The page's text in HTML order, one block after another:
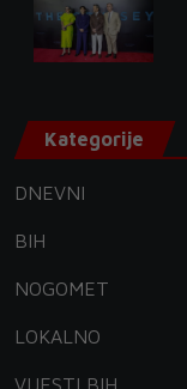
Kategorije
DNEVNI
BIH
NOGOMET
LOKALNO
VIJESTI BIH